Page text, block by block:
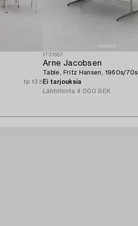
1p 13 h
1731957
Arne Jacobsen
Table, Fritz Hansen, 1960s/70s.
Ei tarjouksia
Lähtöhinta 4 000 SEK